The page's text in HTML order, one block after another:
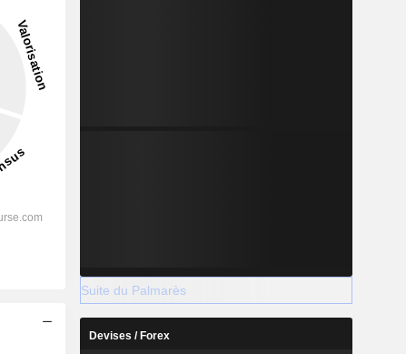
Suite du Palmarès
Devises / Forex